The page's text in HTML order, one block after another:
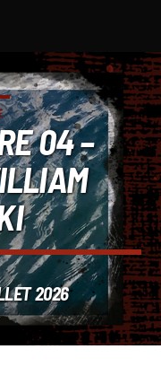
04 –
2026